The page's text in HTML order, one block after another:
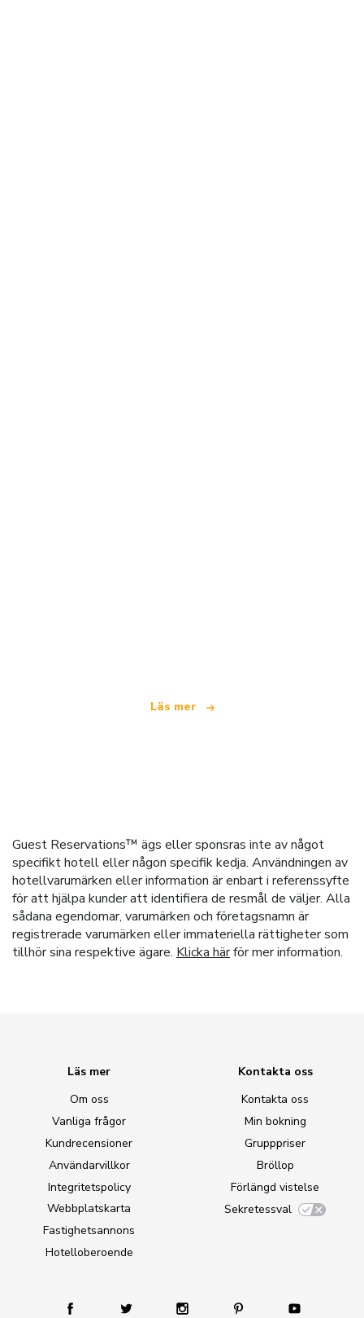
Läs mer
Guest Reservations™ ägs eller sponsras inte av något
specifikt hotell eller någon specifik kedja. Användningen av
hotellvarumärken eller information är enbart i referenssyfte
för att hjälpa kunder att identifiera de resmål de väljer. Alla
sådana egendomar, varumärken och företagsnamn är
registrerade varumärken eller immateriella rättigheter som
tillhör sina respektive ägare. Klicka härför mer information.
Läs mer
Om oss
Vanliga frågor
Kundrecensioner
Användarvillkor
Integritetspolicy
Webbplatskarta
Fastighetsannons
Hotelloberoende
Kontakta oss
Kontakta oss
Min bokning
Grupppriser
Bröllop
Förlängd vistelse
Sekretessval